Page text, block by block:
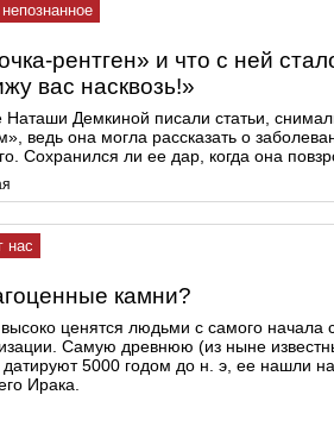
рентген» и что с ней
вас насквозь!»
Наташи Демкиной писали статьи,
ведь она могла рассказать о
Сохранился ли ее дар, когда она
нас
камни?
ценятся людьми с самого начала
Самую древнюю (из ныне
датируют 5000 годом до н. э, ее нашли
Ирака.